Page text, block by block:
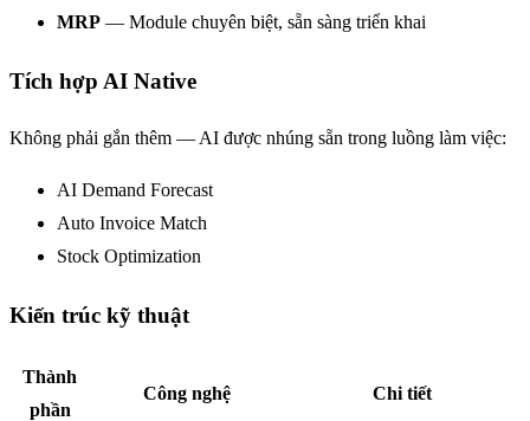
MRP — Module chuyên biệt, sẵn sàng triển khai
Tích hợp AI Native
Không phải gắn thêm — AI được nhúng sẵn trong luồng làm việc:
AI Demand Forecast
Auto Invoice Match
Stock Optimization
Kiến trúc kỹ thuật
Thành
phần
Công nghệ Chi tiết